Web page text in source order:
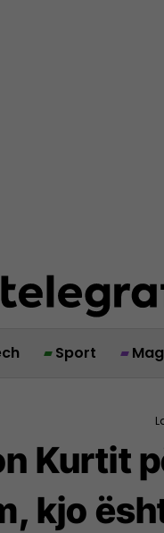
Sport
Kurtit
kjo